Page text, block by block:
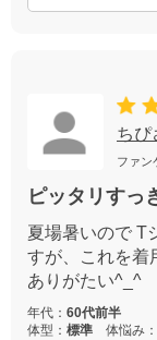
ちぴ
ファン
ピッタリすっ
夏場暑いので T
すが、これを着
ありがたい^_^
年代： 60代前半
体型： 標準 体悩み：